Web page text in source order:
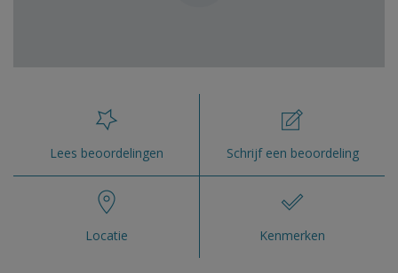
Lees beoordelingen Schrijf een beoordeling
Locatie Kenmerken